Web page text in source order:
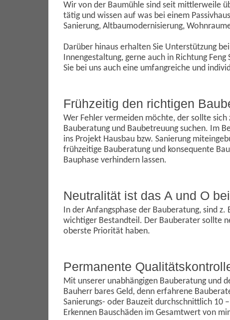
Wir von der Baumühle sind seit mittlerweile
tätig und wissen auf was bei einem
Sanierung, Altbaumodernisierung,
Darüber hinaus erhalten Sie Unterstützung
Innengestaltung, gerne auch in Richtung
Sie bei uns auch eine umfangreiche und
Frühzeitig den richtigen
Wer Fehler vermeiden möchte, der sollte
Bauberatung und Baubetreuung suchen. Im
ins Projekt Hausbau bzw. Sanierung
frühzeitige Bauberatung und konsequente
Bauphase verhindern lassen.
Neutralität ist das A und O
In der Anfangsphase der Bauberatung, sind
wichtiger Bestandteil. Der Bauberater sollte
oberste Priorität haben.
Permanente
Mit unserer unabhängigen Bauberatung und
Bauherr bares Geld, denn erfahrene
Sanierungs- oder Bauzeit durchschnittlich 10
Erkennen Bauschäden im Gesamtwert von